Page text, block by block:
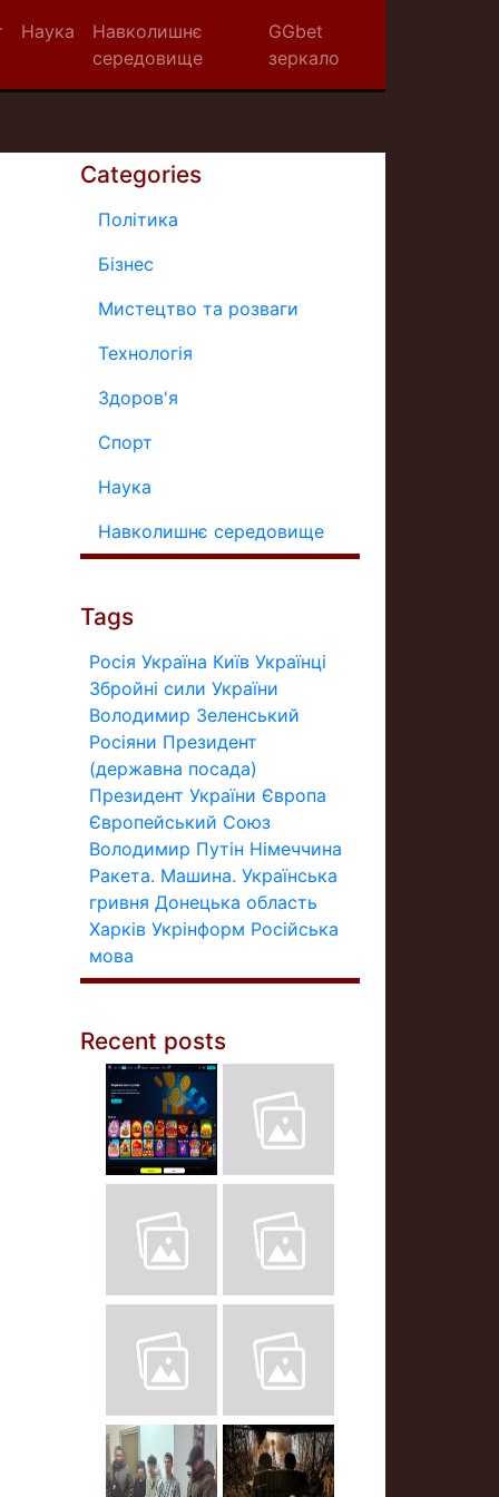
Наука
Навколишнє
середовище
GGbet
зеркало
Categories
Політика
Бізнес
Мистецтво та розваги
Технологія
Здоров'я
Спорт
Наука
Навколишнє середовище
Tags
Росія Україна Київ Українці
Збройні сили України
Володимир Зеленський
Росіяни Президент
(державна посада)
Президент України Європа
Європейський Союз
Володимир Путін Німеччина
Ракета. Машина. Українська
гривня Донецька область
Харків Укрінформ Російська
мова
Recent posts